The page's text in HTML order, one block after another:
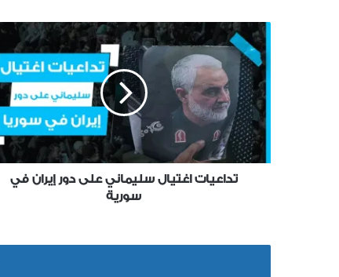
تداعيات اغتيال سليماني على دور إيران في
سورية